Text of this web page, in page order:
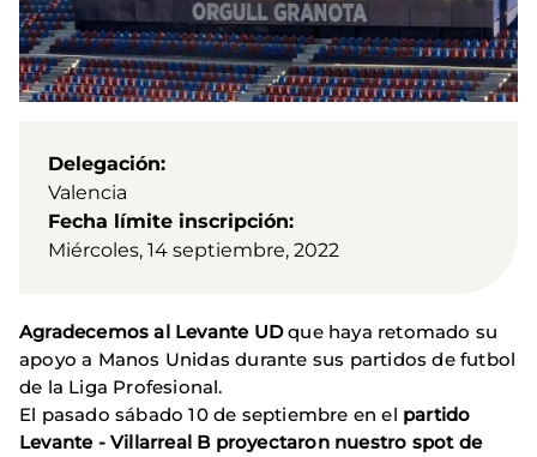
Delegación
Valencia
Fecha límite inscripción
Miércoles, 14 septiembre, 2022
Agradecemos al Levante UDque haya retomado su
apoyo a Manos Unidas durante sus partidos de futbol
de la Liga Profesional.
El pasado sábado 10 de septiembre en el partido
Levante - Villarreal B proyectaron nuestro spot de